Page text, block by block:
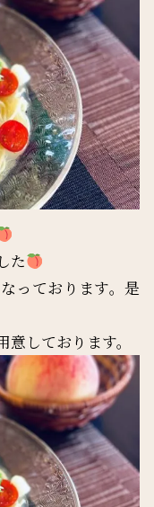
た
っております。是
しております。